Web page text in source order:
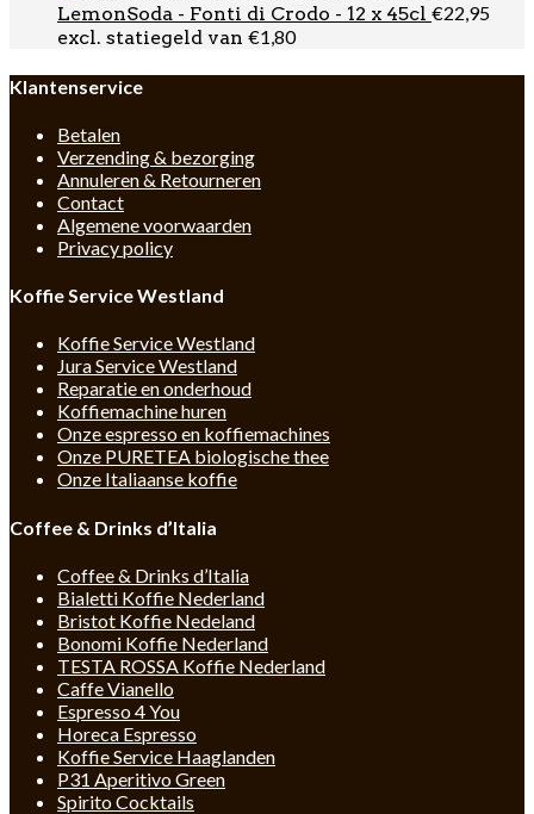
LemonSoda - Fonti di Crodo - 12 x 45cl €22,95
excl. statiegeld van €1,80
Klantenservice
Betalen
Verzending & bezorging
Annuleren & Retourneren
Contact
Algemene voorwaarden
Privacy policy
Koffie Service Westland
Koffie Service Westland
Jura Service Westland
Reparatie en onderhoud
Koffiemachine huren
Onze espresso en koffiemachines
Onze PURETEA biologische thee
Onze Italiaanse koffie
Coffee & Drinks d’Italia
Coffee & Drinks d’Italia
Bialetti Koffie Nederland
Bristot Koffie Nedeland
Bonomi Koffie Nederland
TESTA ROSSA Koffie Nederland
Caffe Vianello
Espresso 4 You
Horeca Espresso
Koffie Service Haaglanden
P31 Aperitivo Green
Spirito Cocktails